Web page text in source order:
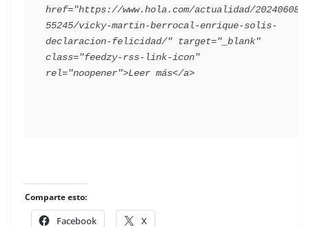
href="https://www.hola.com/actualidad/202406082
55245/vicky-martin-berrocal-enrique-solis-
declaracion-felicidad/" target="_blank"
class="feedzy-rss-link-icon"
Comparte esto:
Facebook X